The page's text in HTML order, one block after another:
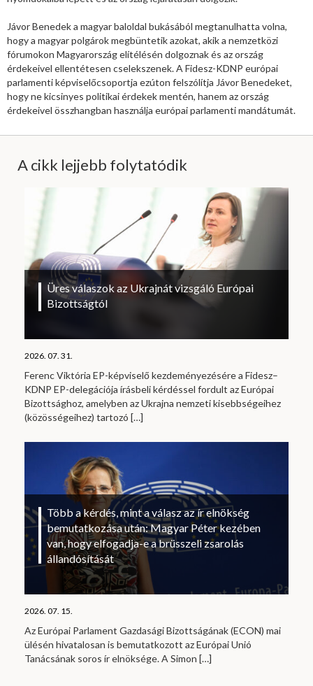
Jávor Benedek a magyar baloldal bukásából megtanulhatta volna,
hogy a magyar polgárok megbüntetik azokat, akik a nemzetközi
fórumokon Magyarország elítélésén dolgoznak és az ország
érdekeivel ellentétesen cselekszenek. A Fidesz-KDNP európai
parlamenti képviselőcsoportja ezúton felszólítja Jávor Benedeket,
hogy ne kicsinyes politikai érdekek mentén, hanem az ország
érdekeivel összhangban használja európai parlamenti mandátumát.
A cikk lejjebb folytatódik
Üres válaszok az Ukrajnát vizsgáló Európai
Bizottságtól
2026. 07. 31.
Ferenc Viktória EP-képviselő kezdeményezésére a Fidesz–
KDNP EP-delegációja írásbeli kérdéssel fordult az Európai
Bizottsághoz, amelyben az Ukrajna nemzeti kisebbségeihez
(közösségeihez) tartozó […]
Több a kérdés, mint a válasz az ír elnökség
bemutatkozása után: Magyar Péter kezében
van, hogy elfogadja-e a brüsszeli zsarolás
állandósítását
2026. 07. 15.
Az Európai Parlament Gazdasági Bizottságának (ECON) mai
ülésén hivatalosan is bemutatkozott az Európai Unió
Tanácsának soros ír elnöksége. A Simon […]